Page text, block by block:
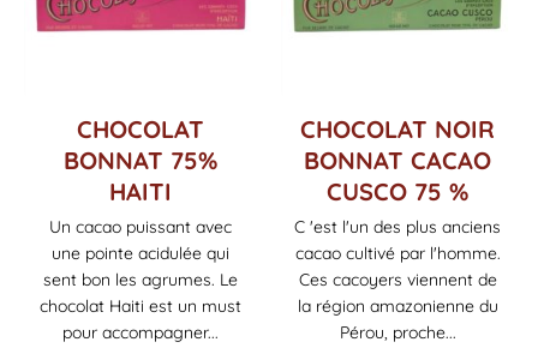
CHOCOLAT
BONNAT 75%
HAITI
Un cacao puissant avec
une pointe acidulée qui
sent bon les agrumes. Le
chocolat Haiti est un must
pour accompagner...
CHOCOLAT NOIR
BONNAT CACAO
CUSCO 75 %
C 'est l'un des plus anciens
cacao cultivé par l'homme.
Ces cacoyers viennent de
la région amazonienne du
Pérou, proche...